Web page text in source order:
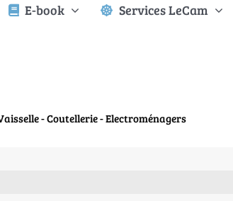
E-book Services LeCam
- Coutellerie - Electroménagers